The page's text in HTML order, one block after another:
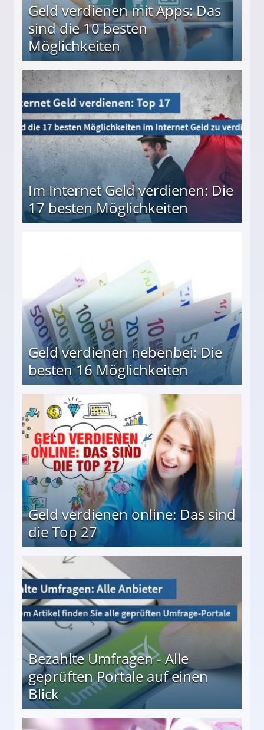
Geld verdienen mit Apps: Das
sind die 10 besten
Möglichkeiten
besten Möglichkeiten
Im Internet Geld verdienen: Die
17 besten Möglichkeiten
Geld verdienen nebenbei: Die
besten 16 Möglichkeiten
Geld verdienen online: Das sind
die Top 27
Bezahlte Umfragen - Alle
geprüften Portale auf einen
Blick
auf einen Blick